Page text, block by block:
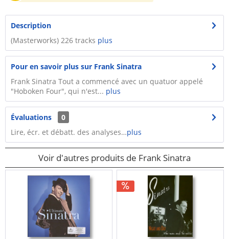
Description
(Masterworks) 226 tracks plus
Pour en savoir plus sur Frank Sinatra
Frank Sinatra Tout a commencé avec un quatuor appelé
"Hoboken Four", qui n'est... plus
Évaluations
0
Lire, écr. et débatt. des analyses…plus
Voir d'autres produits de Frank Sinatra